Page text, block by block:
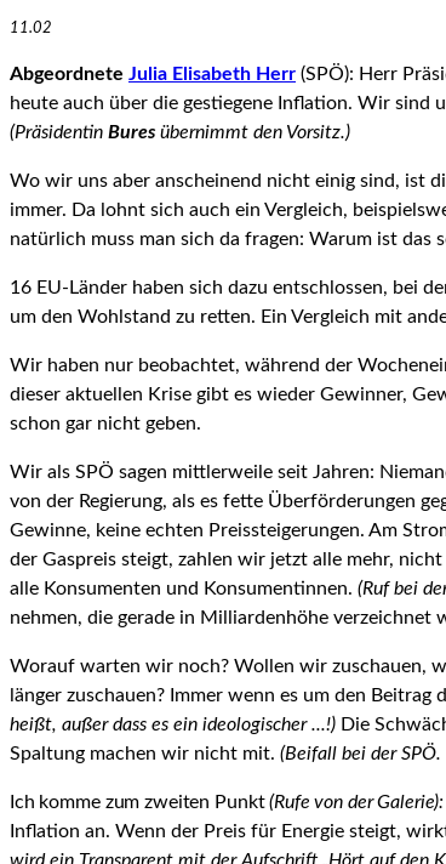
11.02
Abgeordnete Julia Elisabeth Herr (SPÖ): Herr
heute auch über die gestiegene Inflation. Wir sind
(Präsidentin Bures übernimmt den Vorsitz.)
Wo wir uns aber anscheinend nicht einig sind, ist
immer. Da lohnt sich auch ein Vergleich,
natürlich muss man sich da fragen: Warum ist das
16 EU-Länder haben sich dazu entschlossen, bei
um den Wohlstand zu retten. Ein Vergleich mit
Wir haben nur beobachtet, während der
dieser aktuellen Krise gibt es wieder Gewinner,
schon gar nicht geben.
Wir als SPÖ sagen mittlerweile seit Jahren:
von der Regierung, als es fette Überförde­rungen
Gewinne, keine echten Preissteigerungen. Am
der Gaspreis steigt, zahlen wir jetzt alle mehr,
alle Konsumenten und Konsu­mentinnen. (Ruf bei
nehmen, die gerade in Milliardenhöhe verzeichnet
Worauf warten wir noch? Wollen wir zuschauen,
länger zuschauen? Immer wenn es um den
heißt, außer dass es ein ideologischer ...!) Die
Spaltung machen wir nicht mit. (Beifall bei der SPÖ.
Ich komme zum zweiten Punkt(Rufe von der Galerie):
Inflation an. Wenn der Preis für Energie steigt,